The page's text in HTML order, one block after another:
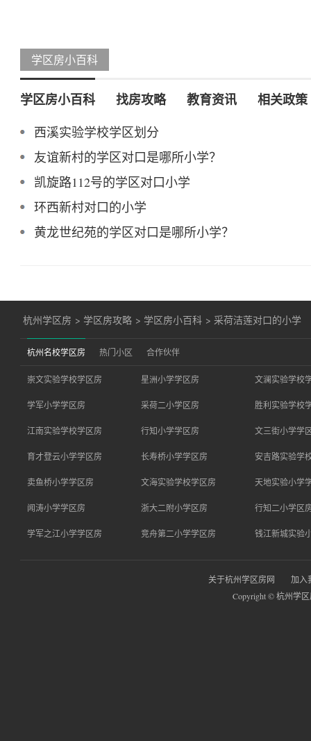
学区房小百科
学区房小百科 找房攻略 教育资讯 相关政策
西溪实验学校学区划分
友谊新村的学区对口是哪所小学？
凯旋路112号的学区对口小学
环西新村对口的小学
黄龙世纪苑的学区对口是哪所小学？
杭州学区房 > 学区房攻略 > 学区房小百科 > 采荷洁莲对口的小学
杭州名校学区房 热门小区 合作伙伴
崇文实验学校学区房 星洲小学学区房 文澜实验学校
学军小学学区房 采荷二小学区房 胜利实验学校
江南实验学校学区房 行知小学学区房 文三街小学学
育才登云小学学区房 长寿桥小学学区房 安吉路实验学
卖鱼桥小学学区房 文海实验学校学区房 天地实验小学
闻涛小学学区房 浙大二附小学区房 行知二小学区
学军之江小学学区房 竞舟第二小学学区房 钱江新城实验
关于杭州学区房网
加入
Copyright © 杭州学